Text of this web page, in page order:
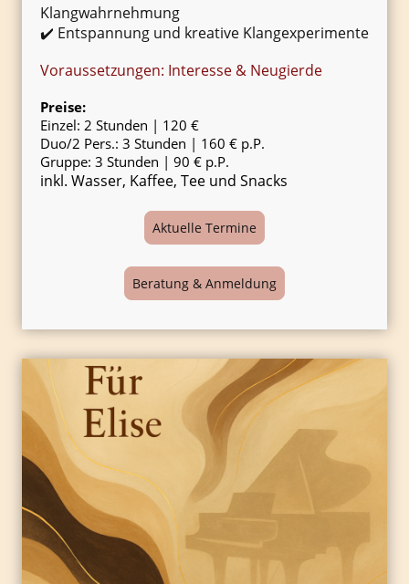
Klangwahrnehmung
✔️ Entspannung und kreative Klangexperimente
Voraussetzungen: Interesse & Neugierde
Preise:
Einzel: 2 Stunden | 120 €
Duo/2 Pers.: 3 Stunden | 160 € p.P.
Gruppe: 3 Stunden | 90 € p.P.
inkl. Wasser, Kaffee, Tee und Snacks
Aktuelle Termine
Beratung & Anmeldung